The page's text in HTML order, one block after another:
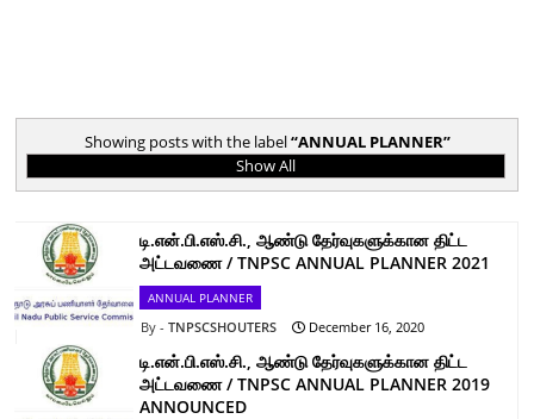
Showing posts with the label ANNUAL PLANNER
Show All
டி.என்.பி.எஸ்.சி., ஆண்டு தேர்வுகளுக்கான திட்ட
அட்டவணை / TNPSC ANNUAL PLANNER 2021
ANNUAL PLANNER
TNPSCSHOUTERS December 16, 2020
டி.என்.பி.எஸ்.சி., ஆண்டு தேர்வுகளுக்கான திட்ட
அட்டவணை / TNPSC ANNUAL PLANNER 2019
ANNOUNCED